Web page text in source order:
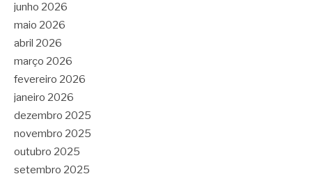
junho 2026
maio 2026
abril 2026
março 2026
fevereiro 2026
janeiro 2026
dezembro 2025
novembro 2025
outubro 2025
setembro 2025